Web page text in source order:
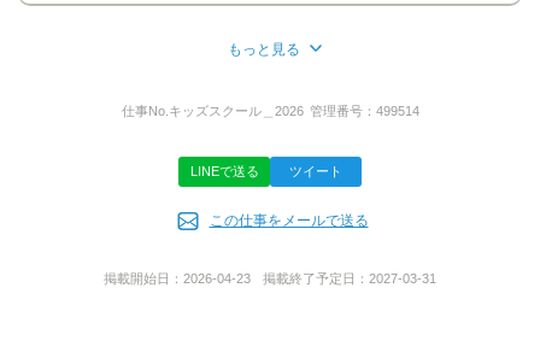
カンタンWEB 応募24h 受付中！
表示された番号へお電話ください。
東京都練馬区北町6-33-5
フィットネス、キッズスクール、ピラティス、
もっと見る
仕事No. キッズスクール＿2026 管理番号： 499514
LINEで送る ツイート
この仕事をメールで送る
掲載開始日： 2026-04-23 掲載終了予定日： 2027-03-31